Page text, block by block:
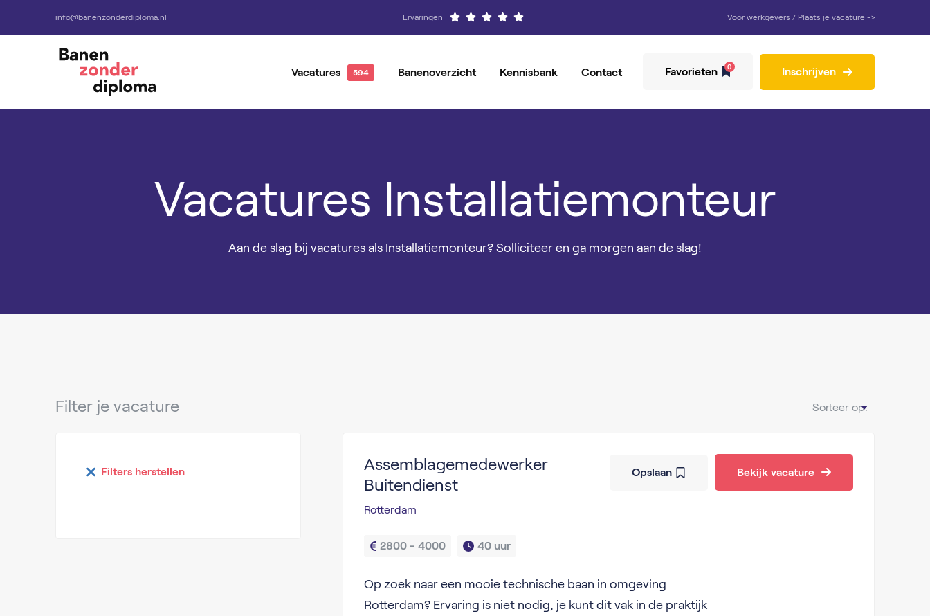
info@banenzonderdiploma.nl Ervaringen Voor werkgevers / Plaats je vacature ->
Vacatures Banenoverzicht
Productiemedewerker
Kennisbank Contact Favorieten 0 Inschrijven
Vacatures Installatiemonteur
Aan de slag bij vacatures als Installatiemonteur? Solliciteer en ga morgen aan de slag!
Filter je vacature Sorteer op:
Filters herstellen
Assemblagemedewerker
Buitendienst
Rotterdam
2800 - 4000 40 uur
Op zoek naar een mooie technische baan in omgeving
Rotterdam? Ervaring is niet nodig, je kunt dit vak in de praktijk
Opslaan Bekijk vacature